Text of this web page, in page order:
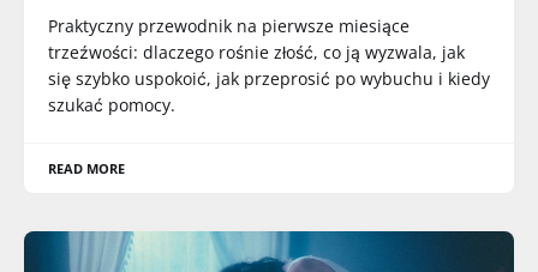
Praktyczny przewodnik na pierwsze miesiące
trzeźwości: dlaczego rośnie złość, co ją wyzwala, jak
się szybko uspokoić, jak przeprosić po wybuchu i kiedy
szukać pomocy.
READ MORE